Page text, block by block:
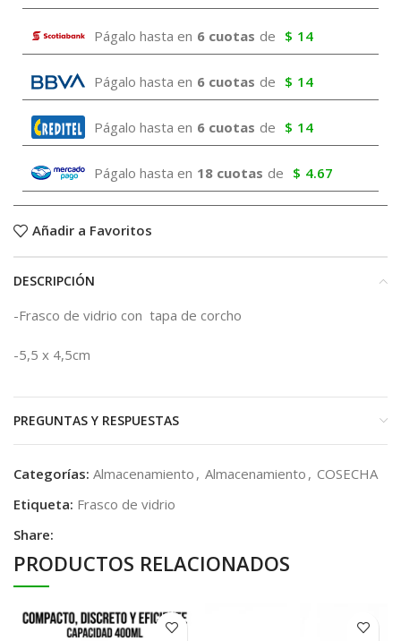
Págalo hasta en 6 cuotas de $ 14
Págalo hasta en 6 cuotas de $ 14
Págalo hasta en 6 cuotas de $ 14
Págalo hasta en 18 cuotas de $ 4.67
Añadir a Favoritos
DESCRIPCIÓN
-Frasco de vidrio con tapa de corcho
-5,5 x 4,5cm
PREGUNTAS Y RESPUESTAS
Categorías: Almacenamiento , Almacenamiento , COSECHA
Etiqueta: Frasco de vidrio
Share:
PRODUCTOS RELACIONADOS